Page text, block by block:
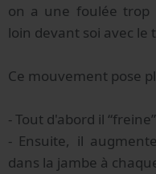
on a une foulée trop
loin devant soi avec
Ce mouvement pose
- Tout d'abord il
- Ensuite, il
dans la jambe à